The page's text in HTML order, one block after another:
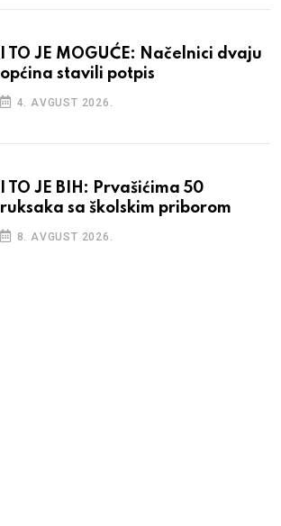
I TO JE MOGUĆE: Načelnici dvaju
općina stavili potpis
4. AVGUST 2026.
I TO JE BIH: Prvašićima 50
ruksaka sa školskim priborom
8. AVGUST 2026.